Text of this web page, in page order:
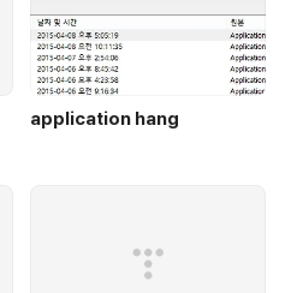
application hang